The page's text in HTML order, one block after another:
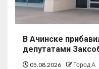
В Ачинске
депутатами
05.08.2026 Город А